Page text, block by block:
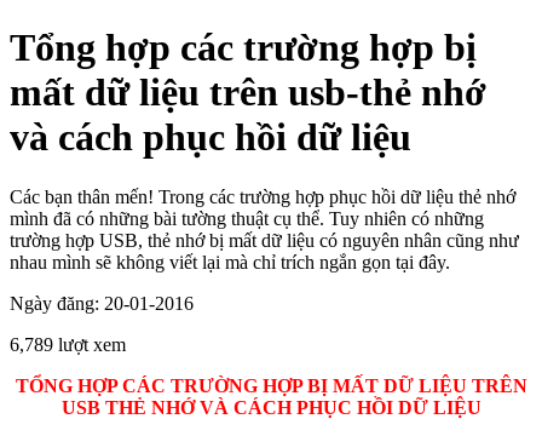
Tổng hợp các trường hợp bị
mất dữ liệu trên usb-thẻ nhớ
và cách phục hồi dữ liệu
Các bạn thân mến! Trong các trường hợp phục hồi dữ liệu thẻ nhớ
mình đã có những bài tường thuật cụ thể. Tuy nhiên có những
trường hợp USB, thẻ nhớ bị mất dữ liệu có nguyên nhân cũng như
nhau mình sẽ không viết lại mà chỉ trích ngắn gọn tại đây.
Ngày đăng: 20-01-2016
6,789 lượt xem
TỔNG HỢP CÁC TRƯỜNG HỢP BỊ MẤT DỮ LIỆU TRÊN
USB THẺ NHỚ VÀ CÁCH PHỤC HỒI DỮ LIỆU